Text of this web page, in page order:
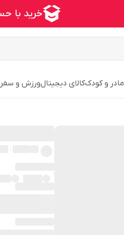
مادر و کودککالای دیجیتالورزش و سفر